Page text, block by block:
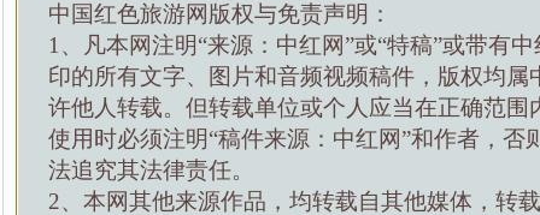
中国红色旅游网版权与免责声明：
1、凡本网注明“来源：中红网”或“特稿”或带有
印的所有文字、图片和音频视频稿件，版权均属
许他人转载。但转载单位或个人应当在正确范围
使用时必须注明“稿件来源：中红网”和作者，否
法追究其法律责任。
2、本网其他来源作品，均转载自其他媒体，转